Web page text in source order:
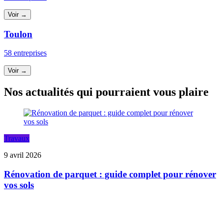
Voir →
Toulon
58 entreprises
Voir →
Nos actualités qui pourraient vous plaire
Travaux
9 avril 2026
Rénovation de parquet : guide complet pour rénover
vos sols